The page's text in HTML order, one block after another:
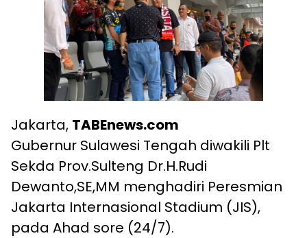
Jakarta, TABEnews.com
Gubernur Sulawesi Tengah diwakili Plt
Sekda Prov.Sulteng Dr.H.Rudi
Dewanto,SE,MM menghadiri Peresmian
Jakarta Internasional Stadium (JIS),
pada Ahad sore (24/7).